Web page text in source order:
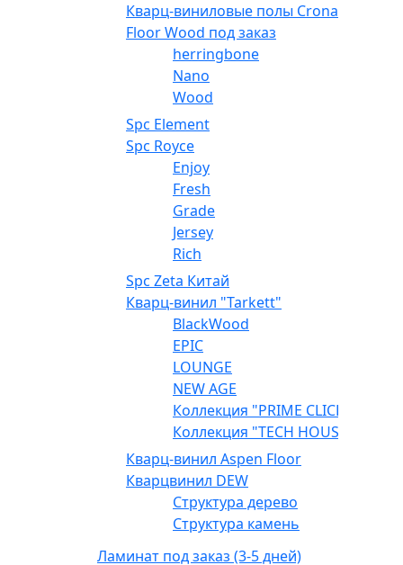
Кварц-виниловые полы Crona
Floor Wood под заказ
herringbone
Nano
Wood
Spc Element
Spc Royce
Enjoy
Fresh
Grade
Jersey
Rich
Spc Zeta Китай
Кварц-винил "Tarkett"
BlackWood
EPIC
LOUNGE
NEW AGE
Коллекция "PRIME CLICK"
Коллекция "TECH HOUSE"
Кварц-винил Aspen Floor
Кварцвинил DEW
Структура дерево
Структура камень
Ламинат под заказ (3-5 дней)